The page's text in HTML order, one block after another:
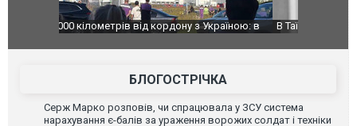
В Таїланді футболіст загинув від удару
постраждали. ВІДЕО
БЛОГОСТРІЧКА
Серж Марко розповів, чи спрацювала у ЗСУ система
нарахування є-балів за ураження ворожих солдат і техніки